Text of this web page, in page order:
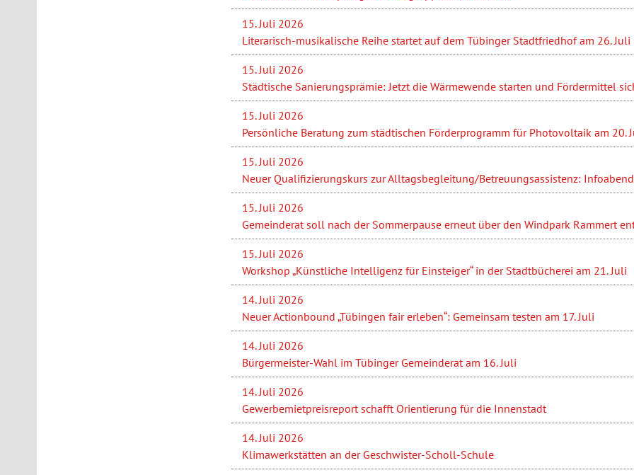
15. Juli 2026
Literarisch-musikalische Reihe startet auf dem Tübinger Stadtfriedhof am 26. Juli
15. Juli 2026
Städtische Sanierungsprämie: Jetzt die Wärmewende starten und Fördermittel
15. Juli 2026
Persönliche Beratung zum städtischen Förderprogramm für Photovoltaik am 20.
15. Juli 2026
Neuer Qualifizierungskurs zur Alltagsbegleitung/Betreuungsassistenz:
15. Juli 2026
Gemeinderat soll nach der Sommerpause erneut über den Windpark Rammert
15. Juli 2026
Workshop „Künstliche Intelligenz für Einsteiger“ in der Stadtbücherei am 21. Juli
14. Juli 2026
Neuer Actionbound „Tübingen fair erleben“: Gemeinsam testen am 17. Juli
14. Juli 2026
Bürgermeister-Wahl im Tübinger Gemeinderat am 16. Juli
14. Juli 2026
Gewerbemietpreisreport schafft Orientierung für die Innenstadt
14. Juli 2026
Klimawerkstätten an der Geschwister-Scholl-Schule